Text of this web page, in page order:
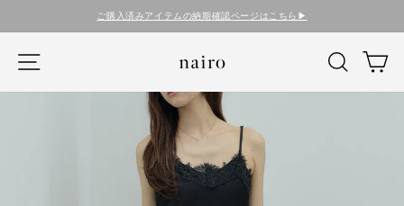
税込15,000円以上のご購入で送料無料
nairo 検索 カ